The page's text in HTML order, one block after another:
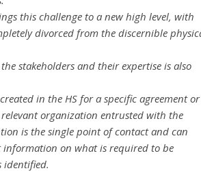
this challenge to a new high level, with
divorced from the discernible
stakeholders and their expertise is also
in the HS for a specific agreement or
organization entrusted with the
is the single point of contact and can
information on what is required to be
identified.